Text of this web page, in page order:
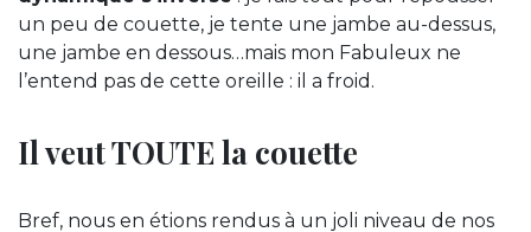
un peu de couette, je tente une jambe au-dessus,
une jambe en dessous…mais mon Fabuleux ne
l’entend pas de cette oreille : il a froid.
Il veut TOUTE la couette
Bref, nous en étions rendus à un joli niveau de nos